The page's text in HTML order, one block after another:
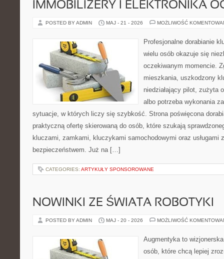
IMMOBILIZERY I ELEKTRONIKA
POSTED BY ADMIN MAJ - 21 - 2026 MOŻLIWOŚĆ
Profesjonalne dorabianie
wielu osób okazuje się
oczekiwanym momencie.
mieszkania, uszkodzony
niedziałający pilot, zużyta
albo potrzeba wykonania
sytuacje, w których liczy się szybkość. Strona poświęcona
praktyczną ofertę skierowaną do osób, które szukają
kluczami, zamkami, kluczykami samochodowymi oraz usługami
bezpieczeństwem. Już na […]
CATEGORIES: ARTYKUŁY SPONSOROWANE
NOWINKI ZE ŚWIATA ROBOTYKI
POSTED BY ADMIN MAJ - 20 - 2026 MOŻLIWOŚĆ
Augmentyka to
osób, które chcą lepiej